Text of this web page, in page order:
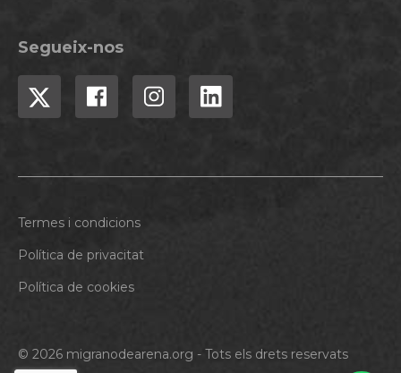
Segueix-nos
© 2026 migranodearena.org - Tots els drets reservats
Termes i condicions
Política de privacitat
Política de cookies